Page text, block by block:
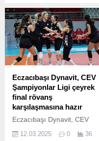
dönen milli sporcu Salihcan
Öztankal, Canik Belediye
Başkanı İbrahim Sandıkçı’yı
ziyaret etti.
Eczacıbaşı Dynavit, CEV
Şampiyonlar Ligi çeyrek
final rövanş
karşılaşmasına hazır
Eczacıbaşı Dynavit, CEV
Şampiyonlar Ligi çeyrek
final rövanş karşılaşmasına
12.03.2025 0 36